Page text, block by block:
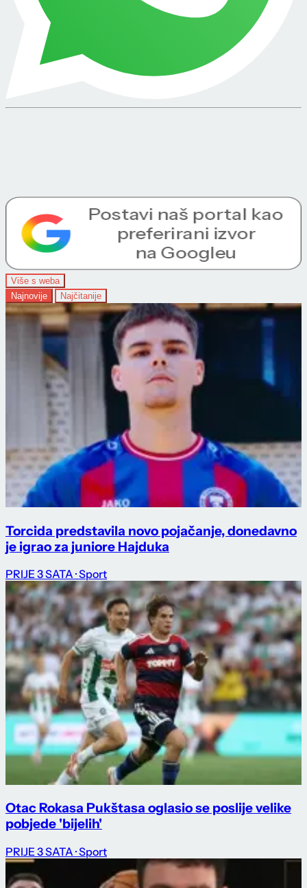
Više s weba
Najnovije
Najčitanije
Torcida predstavila novo pojačanje, donedavno
je igrao za juniore Hajduka
PRIJE 3 SATA · Sport
Otac Rokasa Pukštasa oglasio se poslije velike
pobjede 'bijelih'
PRIJE 3 SATA · Sport